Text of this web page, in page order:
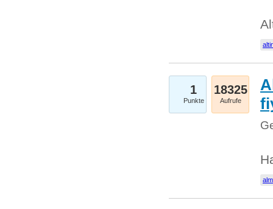
1
Punkte
18325
Aufrufe